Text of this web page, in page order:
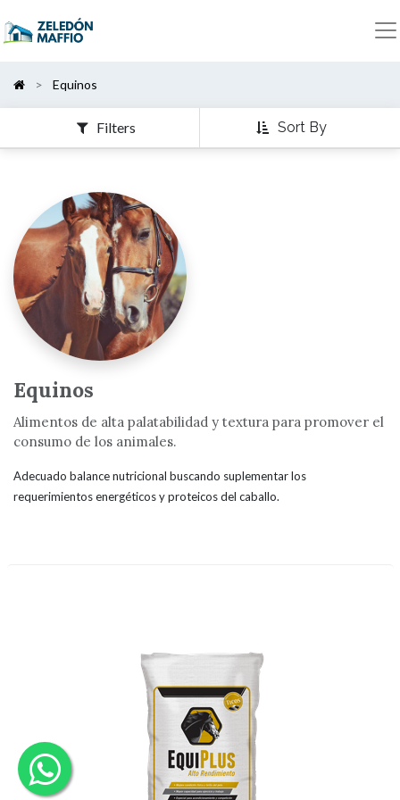
Equinos
Filters Sort By
Show
Categories
Equinos
Alimentos de alta palatabilidad y textura para promover el
consumo de los animales.
Adecuado balance nutricional buscando suplementar los
requerimientos energéticos y proteicos del caballo.